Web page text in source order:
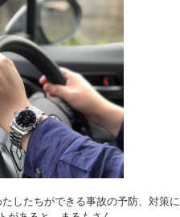
したちができる事故の予防、対策